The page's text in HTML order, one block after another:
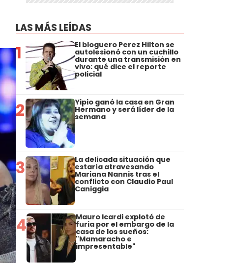
LAS MÁS LEÍDAS
1 El bloguero Perez Hilton se
autolesionó con un cuchillo
durante una transmisión en
vivo: qué dice el reporte
policial
2 Yipio ganó la casa en Gran
Hermano y será líder de la
semana
3 La delicada situación que
estaría atravesando
Mariana Nannis tras el
conflicto con Claudio Paul
Caniggia
4 Mauro Icardi explotó de
furia por el embargo de la
casa de los sueños:
"Mamaracho e
impresentable"